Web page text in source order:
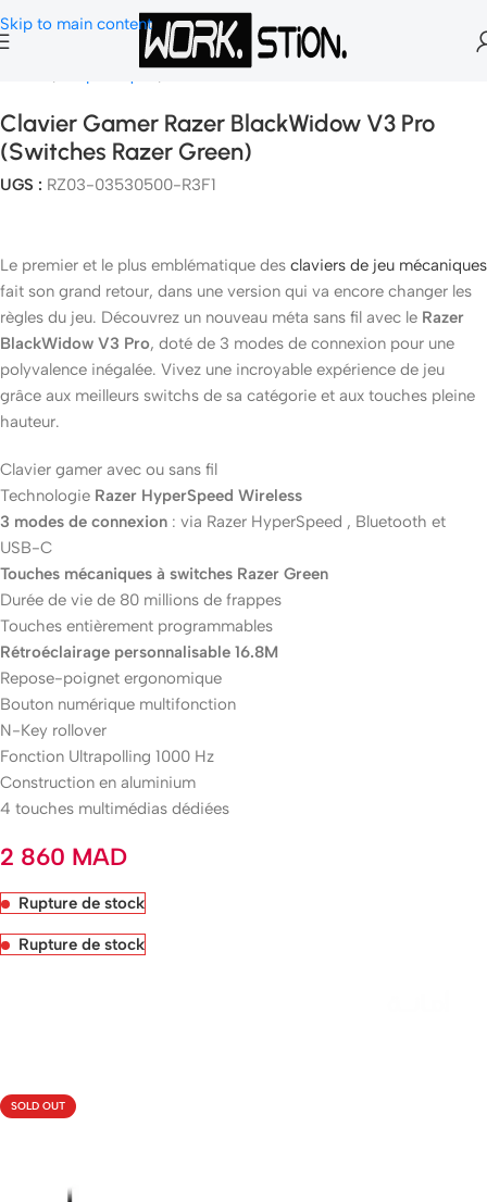
Skip to main content
Peripheriques Clavier Gamer
Clavier Gamer Razer BlackWidow V3 Pro
(switches Razer Green)
UGS : RZ03-03530500-R3F1
Le premier et le plus emblématique des claviers de jeu mécaniques
fait son grand retour, dans une version qui va encore changer les
règles du jeu. Découvrez un nouveau méta sans fil avec le Razer
BlackWidow V3 Pro, doté de 3 modes de connexion pour une
polyvalence inégalée. Vivez une incroyable expérience de jeu
grâce aux meilleurs switchs de sa catégorie et aux touches pleine
hauteur.
Clavier gamer avec ou sans fil
Technologie Razer HyperSpeed Wireless
3 modes de connexion : via Razer HyperSpeed , Bluetooth et
USB-C
Touches mécaniques à switches Razer Green
Durée de vie de 80 millions de frappes
Touches entièrement programmables
Rétroéclairage personnalisable 16.8M
Repose-poignet ergonomique
Bouton numérique multifonction
N-Key rollover
Fonction Ultrapolling 1000 Hz
Construction en aluminium
4 touches multimédias dédiées
2 860 MAD
Rupture de stock
Rupture de stock
SOLD OUT